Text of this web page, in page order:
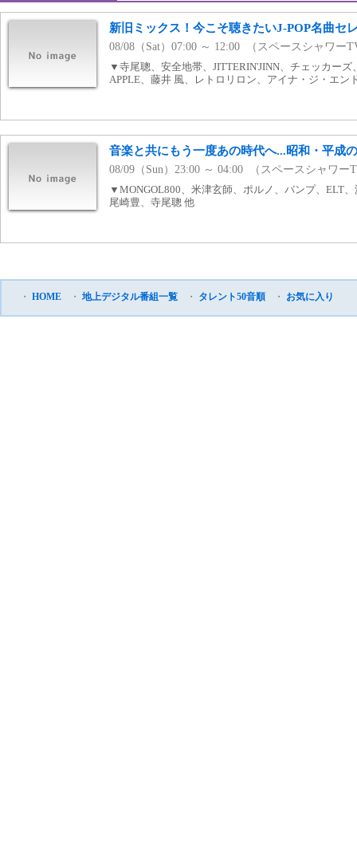
新旧ミックス！今こそ聴きたいJ-POP名曲セ
08/08（Sat）07:00 ～ 12:00 （スペースシャワー
▼寺尾聰、安全地帯、JITTERIN'JINN、チェッカーズ
APPLE、藤井 風、レトロリロン、アイナ・ジ・エン
音楽と共にもう一度あの時代へ...昭和・平成
08/09（Sun）23:00 ～ 04:00 （スペースシャワー
▼MONGOL800、米津玄師、ポルノ、バンプ、ELT
尾崎豊、寺尾聰 他
・ HOME ・ 地上デジタル番組一覧 ・ タレント50音順 ・ お気に入り